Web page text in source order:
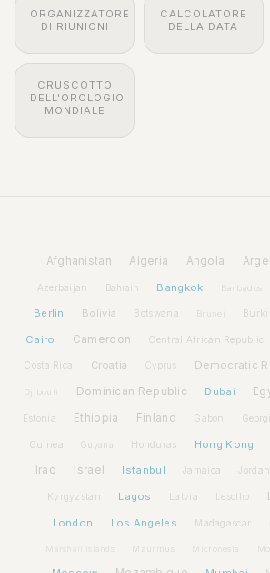
ORGANIZZATORE
DI RIUNIONI
CALCOLATORE
DELLA DATA
CRUSCOTTO
DELL'OROLOGIO
MONDIALE
Afghanistan Algeria Angola
Azerbaijan Bahrain Bangkok Barbados
Berlin Bolivia Botswana Brunei
Cairo Cameroon Central African Republic
Costa Rica Croatia Cyprus Democratic
Djibouti Dominican Republic Dubai
Estonia Ethiopia Finland Gabon
Guinea Guyana Honduras Hong Kong
Iraq Israel Istanbul Jamaica Jordan
Kyrgyzstan Lagos Latvia Lesotho
London Los Angeles Madagascar
Mauritius Micronesia